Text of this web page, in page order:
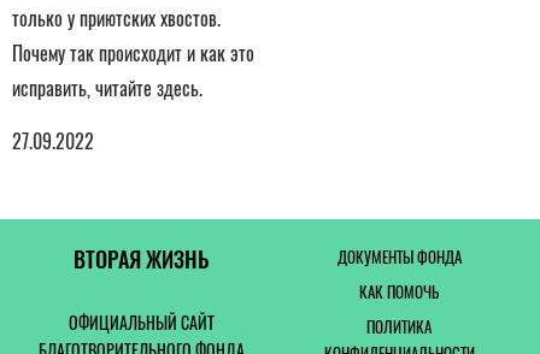
только у приютских хвостов.
Почему так происходит и как это
исправить, читайте здесь.
27.09.2022
ВТОРАЯ ЖИЗНЬ
ОФИЦИАЛЬНЫЙ САЙТ
ДОКУМЕНТЫ ФОНДА
КАК ПОМОЧЬ
ПОЛИТИКА